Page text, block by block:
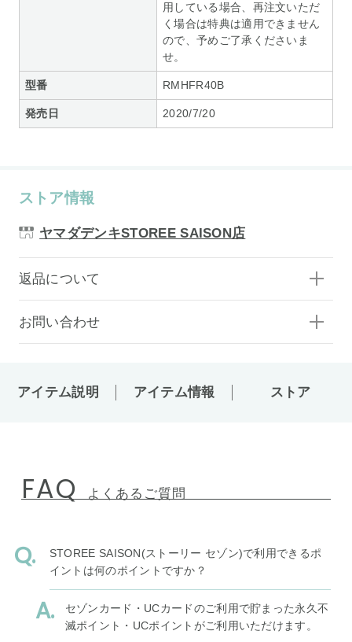
用している場合、再注文いただ
く場合は特典は適用できません
ので、予めご了承くださいま
せ。
型番 RMHFR40B
発売日 2020/7/20
ストア情報
ヤマダデンキSTOREE SAISON店
返品について
お問い合わせ
アイテム説明 アイテム情報 ストア
FAQ よくあるご質問
STOREE SAISON(ストーリー セゾン)で利用できるポ
イントは何のポイントですか？
セゾンカード・UCカードのご利用で貯まった永久不
滅ポイント・UCポイントがご利用いただけます。